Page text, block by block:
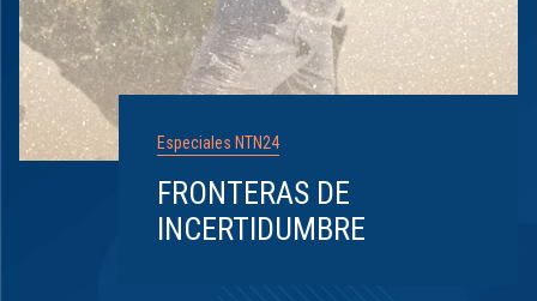
Especiales NTN24
FRONTERAS DE
INCERTIDUMBRE